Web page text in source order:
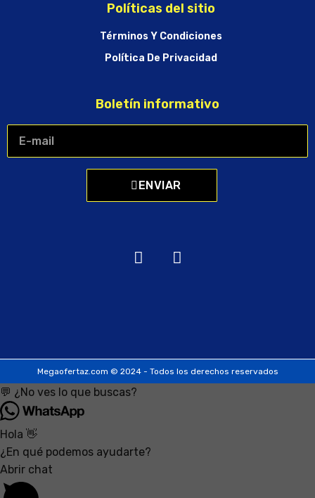
Políticas del sitio
Términos Y Condiciones
Política De Privacidad
Boletín informativo
ENVIAR
Megaofertaz.com © 2024 - Todos los derechos reservados
💬 ¿No ves lo que buscas?
Hola 👋
¿En qué podemos ayudarte?
Abrir chat